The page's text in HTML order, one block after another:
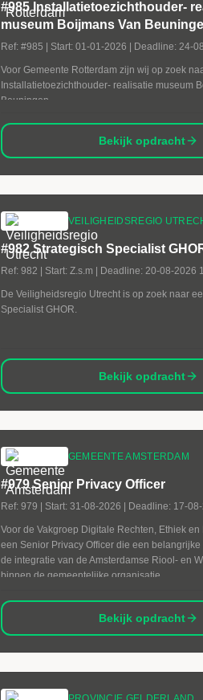
#985 Installatietoezichthouder-
museum Boijmans Van
Ref: #985 | Start: 01-01-2026 | Deadline: 24-
Voor Gemeente Rotterdam zijn wij op zoek
Installatietoezichthouder- realisatie museum
Beuningen
Bekijk opdracht
VEILIGHEIDSREGIO
#982 Strategisch Specialist
Ref: 982 | Start: Z.s.m | Deadline: 20-08-2026
De Veiligheidsregio Utrecht is op zoek naar
Specialist GHOR.
Bekijk opdracht
GEMEENTE AMSTERDAM
#979 Senior Privacy Officer
Ref: 979 | Start: 31-08-2026 | Deadline: 17-
Voor de Vakgroep Digitale Rechten, Ethiek
een Senior Privacy Officer die een
de integratie van de Amsterdamse Riool- en
binnen de gemeentelijke organisatie.
Bekijk opdracht